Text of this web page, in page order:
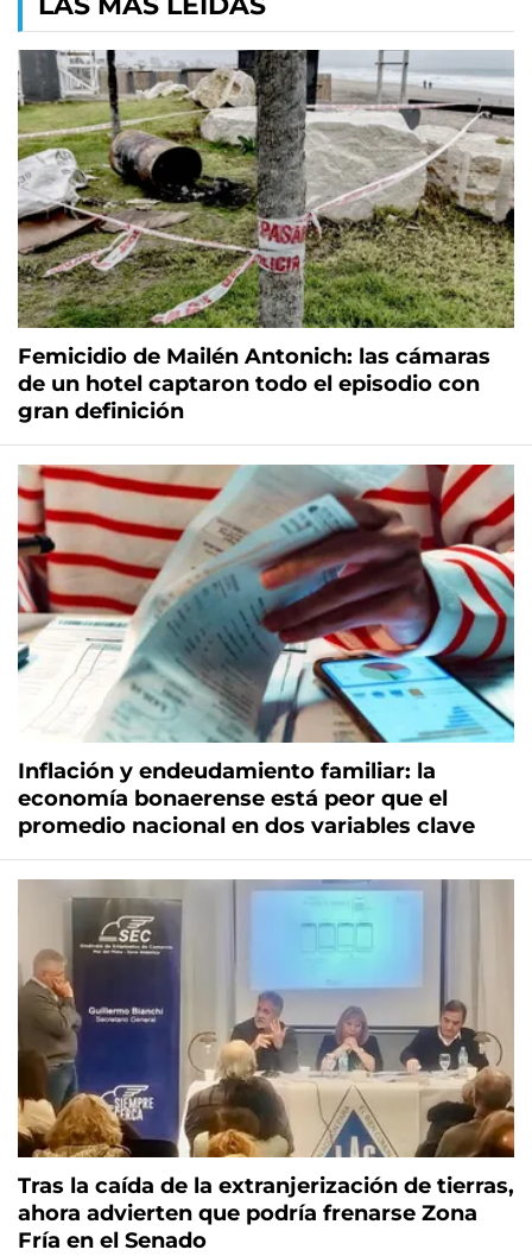
Femicidio de Mailén Antonich: las cámaras
de un hotel captaron todo el episodio con
gran definición
Inflación y endeudamiento familiar: la
economía bonaerense está peor que el
promedio nacional en dos variables clave
Tras la caída de la extranjerización de tierras,
ahora advierten que podría frenarse Zona
Fría en el Senado